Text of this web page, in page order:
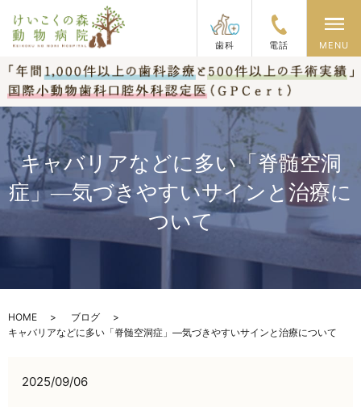
歯科 電話
メ
MENU
キャバリアなどに多い「脊髄空洞
症」―気づきやすいサインと治療に
ついて
HOME
ブログ
キャバリアなどに多い「脊髄空洞症」―気づきやすいサインと治療について
2025/09/06